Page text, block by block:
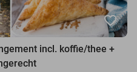
favorite_border
incl. koffie/thee +